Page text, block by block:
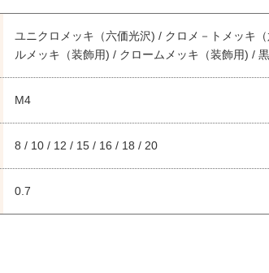
ユニクロメッキ（六価光沢) / クロメ－トメッキ
ルメッキ（装飾用) / クロームメッキ（装飾用) /
M4
8 / 10 / 12 / 15 / 16 / 18 / 20
0.7